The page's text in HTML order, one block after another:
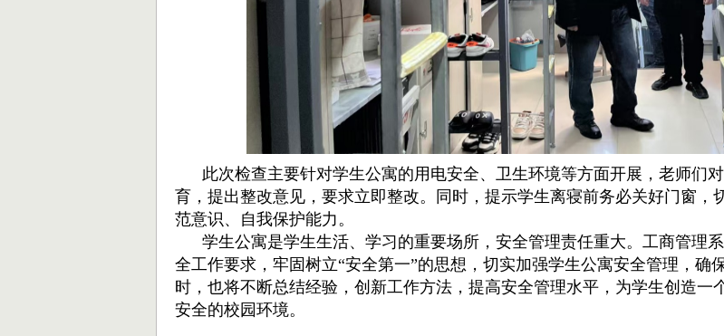
此次检查主要针对学生公寓的用电安全、卫生环境等方面开展，老师们
育，提出整改意见，要求立即整改。同时，提示学生离寝前务必关好门窗，
范意识、自我保护能力。
学生公寓是学生生活、学习的重要场所，安全管理责任重大。工商管理
全工作要求，牢固树立“安全第一”的思想，切实加强学生公寓安全管理，确
时，也将不断总结经验，创新工作方法，提高安全管理水平，为学生创造一
安全的校园环境。